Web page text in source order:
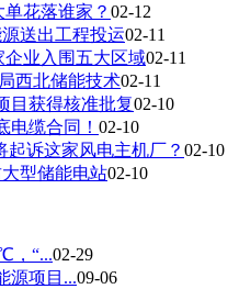
花落谁家？ 02-12
送出工程投运02-11
企业入围五大区域02-11
西北储能技术02-11
目获得核准批复02-10
电缆合同！ 02-10
起诉这家风电主机厂？ 02-10
型储能电站02-10
，“...02-29
源项目...09-06